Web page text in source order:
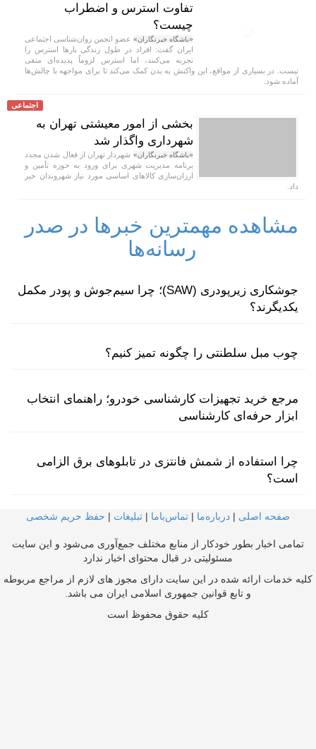
تفاوت استرس و اضطراب
چیست؟
«باشگاه خبرنگاران» عضو انجمن روان‌شناسی اجتماعی
ایران گفت: افراد در طول زندگی بار‌ها استرس را
تجربه می‌کنند، اما استرس لزوماً پدیده‌ای منفی
نیست. در بسیاری از مواقع، این واکنش به بدن کمک می‌کند تا برای مواجهه با چالش‌ها
آماده شود.
اجتماعی
بخشی از امور معیشتی تهران به
شهرداری واگذار شد
«باشگاه خبرنگاران» شهردار تهران از فعال شدن مجدد
برنامه مدیریت شهری برای ورود به حوزه تأمین و
ارزان‌سازی کالا‌های اساسی مورد نیاز شهروندان خبر
داد.
مشاهده مهمترین خبرها در صدر
رسانه‌ها
جوشکاری زیرپودری (SAW)؛ چرا سیم‌جوش و پودر مکمل
یکدیگرند؟
چوب مبل سلطنتی را چگونه تمیز کنیم؟
مرجع خرید تجهیزات کارشناسی خودرو؛ راهنمای انتخاب
ابزار حرفه‌ای کارشناسی
چرا استفاده از شمش فانتزی در تابلوهای برق الزامی
است؟
صفحه اصلی | درباره‌ما | تماس‌با‌ما | تبلیغات | حفظ حریم شخصی
تمامی اخبار بطور خودکار از منابع مختلف جمع‌آوری می‌شود و این سایت
مسئولیتی در قبال محتوای اخبار ندارد
کلیه خدمات ارائه شده در این سایت دارای مجوز های لازم از مراجع مربوطه
و تابع قوانین جمهوری اسلامی ایران می باشد.
کلیه حقوق محفوظ است